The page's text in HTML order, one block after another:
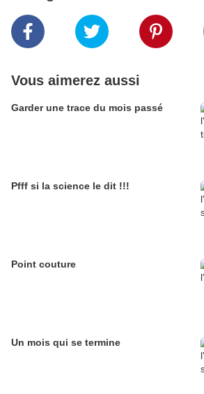
Vous aimerez aussi
Garder une trace du mois passé
Pfff si la science le dit !!!
Point couture
Un mois qui se termine